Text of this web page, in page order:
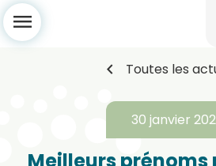
menu
chevron_left Toutes les
30 janvier